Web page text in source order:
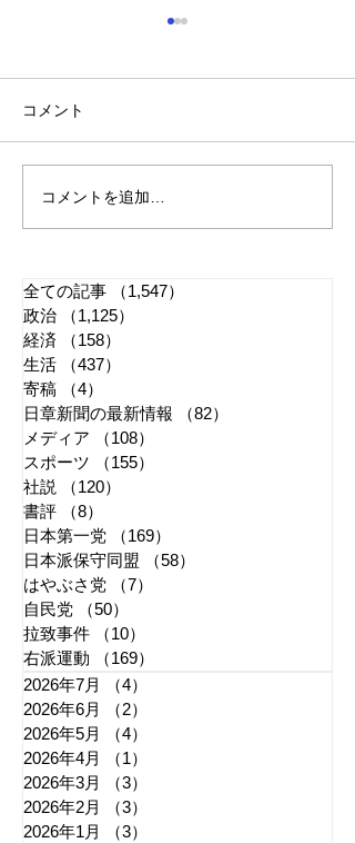
れいわ・山本太郎が代表
辞任 日本第一党・桜井
コメント
コメントを追加…
全ての記事 （1,547）
政治
（1,125）
経済
（158）
生活
（437）
寄稿
（4）
日章新聞の最新情報
（82）
メディア
（108）
スポーツ
（155）
社説
（120）
書評
（8）
日本第一党
（169）
日本派保守同盟
（58）
はやぶさ党
（7）
自民党
（50）
拉致事件
（10）
右派運動
（169）
2026年7月
（4）
2026年6月
（2）
2026年5月
（4）
2026年4月
（1）
2026年3月
（3）
2026年2月
（3）
2026年1月
（3）